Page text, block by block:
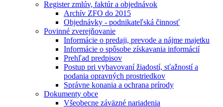
Register zmlúv, faktúr a objednávok
Archív ZFO do 2015
Objednávky - podnikateľská činnosť
Povinné zverejňovanie
Informácie o predaji, prevode a nájme majetku
Informácie o spôsobe získavania informácií
Prehľad predpisov
Postup pri vybavovaní žiadostí, sťažností a
podania opravných prostriedkov
Správne konania a ochrana prírody
Dokumenty obce
Všeobecne záväzné nariadenia